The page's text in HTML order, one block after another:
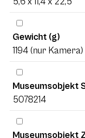
Gewicht (g)
1194 (nur Kamera)
Museumsobjekt
5078214
Museumsobjekt